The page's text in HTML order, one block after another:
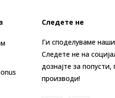
Следете не
Ги споделуваме
Следете не на
дознајте за
производи!